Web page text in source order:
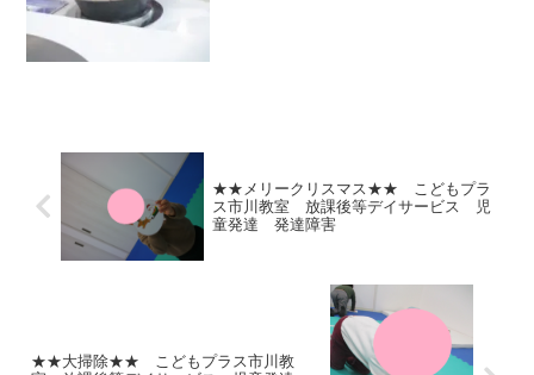
★★メリークリスマス★★ こどもプラ
ス市川教室 放課後等デイサービス 児
童発達 発達障害
★★大掃除★★ こどもプラス市川教